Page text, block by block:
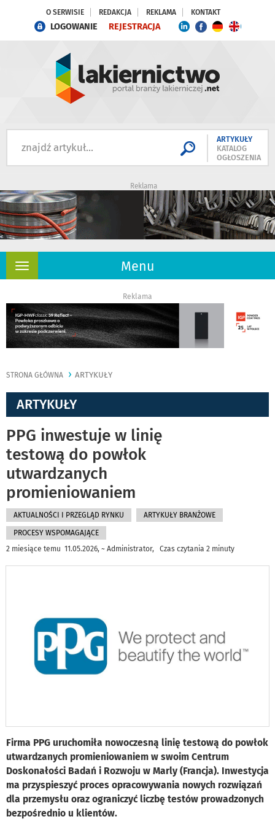
O SERWISIE REDAKCJA REKLAMA KONTAKT
LOGOWANIE REJESTRACJA
ARTYKUŁY
KATALOG
OGŁOSZENIA
Reklama
Menu
Rozwiń
Reklama
STRONA GŁÓWNA ARTYKUŁY
ARTYKUŁY
PPG inwestuje w linię
testową do powłok
utwardzanych
promieniowaniem
AKTUALNOŚCI I PRZEGLĄD RYNKU ARTYKUŁY BRANŻOWE
PROCESY WSPOMAGAJĄCE
2 miesiące temu 11.05.2026, ~ Administrator, Czas czytania 2 minuty
Firma PPG uruchomiła nowoczesną linię testową do powłok
utwardzanych promieniowaniem w swoim Centrum
Doskonałości Badań i Rozwoju w Marly (Francja). Inwestycja
ma przyspieszyć proces opracowywania nowych rozwiązań
dla przemysłu oraz ograniczyć liczbę testów prowadzonych
bezpośrednio u klientów.